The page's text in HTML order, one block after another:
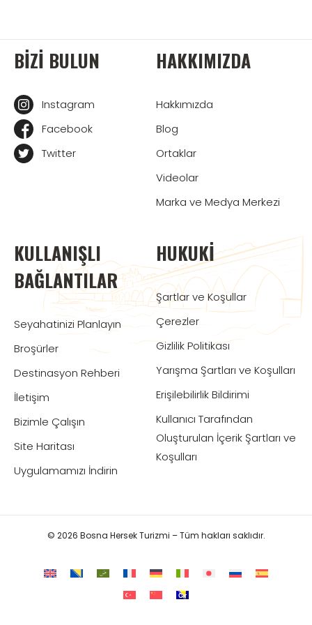
BIZI BULUN
Instagram
Facebook
Twitter
HAKKIMIZDA
Hakkımızda
Blog
Ortaklar
Videolar
Marka ve Medya Merkezi
KULLANIŞLI
BAĞLANTILAR
Seyahatinizi Planlayın
Broşürler
Destinasyon Rehberi
İletişim
Bizimle Çalışın
Site Haritası
Uygulamamızı İndirin
HUKUKI
Şartlar ve Koşullar
Çerezler
Gizlilik Politikası
Yarışma Şartları ve Koşulları
Erişilebilirlik Bildirimi
Kullanıcı Tarafından
Oluşturulan İçerik Şartları ve
Koşulları
© 2026 Bosna Hersek Turizmi – Tüm hakları saklıdır.